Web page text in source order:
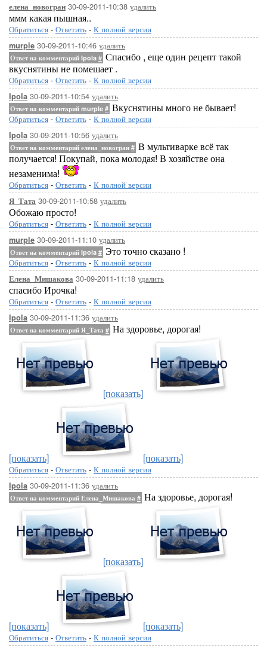
елена_новогран 30-09-2011-10:38 удалить
ммм какая пышная..
Обратиться - Ответить - К полной версии
murple 30-09-2011-10:46 удалить
Ответ на комментарий Ipola # Спасибо , еще один рецепт такой
вкуснятины не помешает .
Обратиться - Ответить - К полной версии
Ipola 30-09-2011-10:54 удалить
Ответ на комментарий murple # Вкуснятины много не бывает!
Обратиться - Ответить - К полной версии
Ipola 30-09-2011-10:56 удалить
Ответ на комментарий елена_новогран # В мультиварке всё так
получается! Покупай, пока молодая! В хозяйстве она
незаменима!
Обратиться - Ответить - К полной версии
Я_Тата 30-09-2011-10:58 удалить
Обожаю просто!
Обратиться - Ответить - К полной версии
murple 30-09-2011-11:10 удалить
Ответ на комментарий Ipola # Это точно сказано !
Обратиться - Ответить - К полной версии
Елена_Мишакова 30-09-2011-11:18 удалить
спасибо Ирочка!
Обратиться - Ответить - К полной версии
Ipola 30-09-2011-11:36 удалить
Ответ на комментарий Я_Тата # На здоровье, дорогая!
[показать]
[показать] [показать]
Обратиться - Ответить - К полной версии
Ipola 30-09-2011-11:36 удалить
Ответ на комментарий Елена_Мишакова # На здоровье, дорогая!
[показать]
[показать] [показать]
Обратиться - Ответить - К полной версии